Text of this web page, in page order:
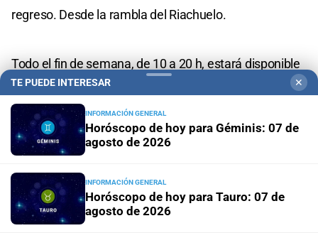
regreso. Desde la rambla del Riachuelo.
Todo el fin de semana, de 10 a 20 h, estará disponible
la exhibición fotográfica y de bocetos "Disney 100
años", dedicada al inspirador viaje de investigación
que hizo Walt Disney junto a un selecto grupo de
artistas por América Latina en 1941. El encuentro,
organizado por ArtexArte, será en Lavalleja 1062 (Villa
Crespo) con entrada gratuita que debe ser reservada
en www.artexarte.com.ar.
TE PUEDE INTERESAR ✕
INFORMACIÓN GENERAL
Horóscopo de hoy para Géminis: 07 de
agosto de 2026
INFORMACIÓN GENERAL
Horóscopo de hoy para Tauro: 07 de
agosto de 2026